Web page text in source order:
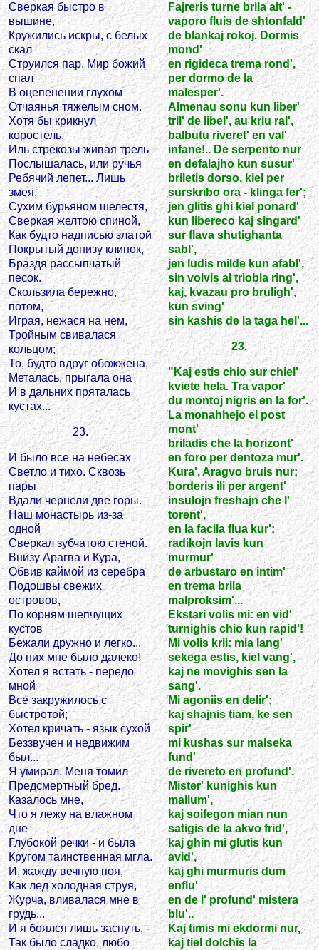
Сверкая быстро в
вышине,
Кружились искры, с белых
скал
Струился пар. Мир божий
спал
В оцепенении глухом
Отчаянья тяжелым сном.
Хотя бы крикнул
коростель,
Иль стрекозы живая трель
Послышалась, или ручья
Ребячий лепет... Лишь
змея,
Сухим бурьяном шелестя,
Сверкая желтою спиной,
Как будто надписью златой
Покрытый донизу клинок,
Браздя рассыпчатый
песок.
Скользила бережно,
потом,
Играя, нежася на нем,
Тройным свивалася
кольцом;
То, будто вдруг обожжена,
Металась, прыгала она
И в дальних пряталась
кустах...
23.
И было все на небесах
Светло и тихо. Сквозь
пары
Вдали чернели две горы.
Наш монастырь из-за
одной
Сверкал зубчатою стеной.
Внизу Арагва и Кура,
Обвив каймой из серебра
Подошвы свежих
островов,
По корням шепчущих
кустов
Бежали дружно и легко...
До них мне было далеко!
Хотел я встать - передо
мной
Все закружилось с
быстротой;
Хотел кричать - язык сухой
Беззвучен и недвижим
был...
Я умирал. Меня томил
Предсмертный бред.
Казалось мне,
Что я лежу на влажном
дне
Глубокой речки - и была
Кругом таинственная мгла.
И, жажду вечную поя,
Как лед холодная струя,
Журча, вливалася мне в
грудь...
И я боялся лишь заснуть, -
Так было сладко, любо
Fajreris turne brila alt' -
vaporo fluis de shtonfald'
de blankaj rokoj. Dormis
mond'
en rigideca trema rond',
per dormo de la
malesper'.
Almenau sonu kun liber'
tril' de libel', au kriu ral',
balbutu riveret' en val'
infane!.. De serpento nur
en defalajho kun susur'
briletis dorso, kiel per
surskribo ora - klinga fer';
jen glitis ghi kiel ponard'
kun libereco kaj singard'
sur flava shutighanta
sabl',
jen ludis milde kun afabl',
sin volvis al triobla ring',
kaj, kvazau pro bruligh',
kun sving'
sin kashis de la taga hel'...
23.
"Kaj estis chio sur chiel'
kviete hela. Tra vapor'
du montoj nigris en la for'.
La monahhejo el post
mont'
briladis che la horizont'
en foro per dentoza mur'.
Kura', Aragvo bruis nur;
borderis ili per argent'
insulojn freshajn che l'
torent',
en la facila flua kur';
radikojn lavis kun
murmur'
de arbustaro en intim'
en trema brila
malproksim'...
Ekstari volis mi: en vid'
turnighis chio kun rapid'!
Mi volis krii: mia lang'
sekega estis, kiel vang',
kaj ne movighis sen la
sang'.
Mi agoniis en delir';
kaj shajnis tiam, ke sen
spir'
mi kushas sur malseka
fund'
de rivereto en profund'.
Mister' kunighis kun
mallum',
kaj soifegon mian nun
satigis de la akvo frid',
kaj ghin mi glutis kun
avid',
kaj ghi murmuris dum
enflu'
en de l' profund' mistera
blu'..
Kaj timis mi ekdormi nur,
kaj tiel dolchis la